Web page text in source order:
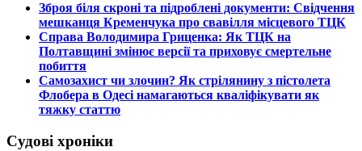
​Зброя біля скроні та підроблені документи: Свідчення
мешканця Кременчука про свавілля місцевого ТЦК
​Справа Володимира Гриценка: Як ТЦК на
Полтавщині змінює версії та приховує смертельне
побиття
​Самозахист чи злочин? Як стрілянину з пістолета
Флобера в Одесі намагаються кваліфікувати як
тяжку статтю
Судові хроніки